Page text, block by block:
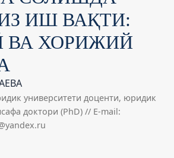
ИШ ВАҚТИ:
ВА ХОРИЖИЙ
университети доценти, юридик
доктори (PhD) // E-mail: